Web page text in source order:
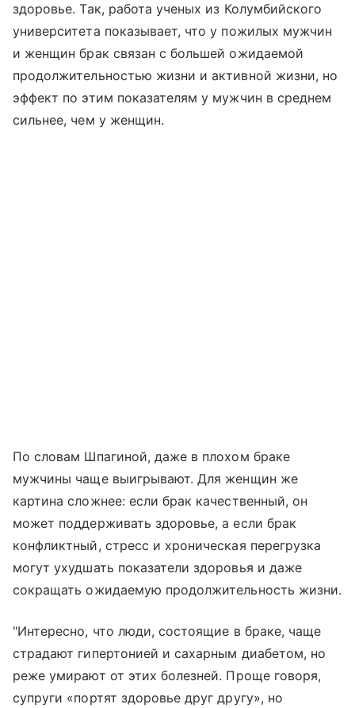
здоровье. Так, работа ученых из Колумбийского
университета показывает, что у пожилых мужчин
и женщин брак связан с большей ожидаемой
продолжительностью жизни и активной жизни, но
эффект по этим показателям у мужчин в среднем
сильнее, чем у женщин.
По словам Шпагиной, даже в плохом браке
мужчины чаще выигрывают. Для женщин же
картина сложнее: если брак качественный, он
может поддерживать здоровье, а если брак
конфликтный, стресс и хроническая перегрузка
могут ухудшать показатели здоровья и даже
сокращать ожидаемую продолжительность жизни.
"Интересно, что люди, состоящие в браке, чаще
страдают гипертонией и сахарным диабетом, но
реже умирают от этих болезней. Проще говоря,
супруги «портят здоровье друг другу», но